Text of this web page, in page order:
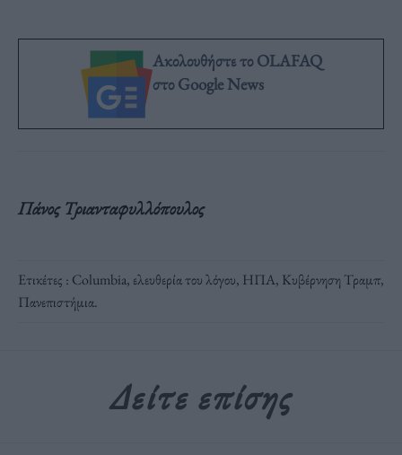
Ακολουθήστε το OLAFAQ
στο Google News
Πάνος Τριανταφυλλόπουλος
Ετικέτες : Columbia, ελευθερία του λόγου, ΗΠΑ, Κυβέρνηση Τραμπ,
Πανεπιστήμια.
Δείτε επίσης